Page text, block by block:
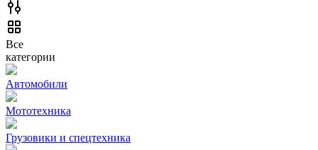
Все
категории
Автомобили
Мототехника
Грузовики и спецтехника